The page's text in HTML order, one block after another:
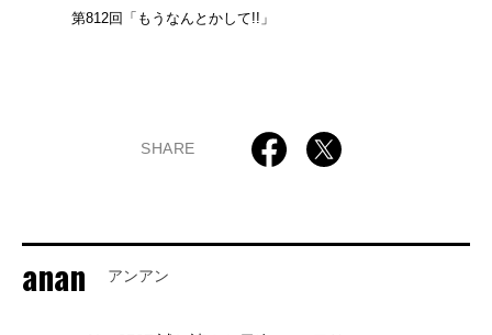
第812回「もうなんとかして!!」
SHARE
anan アンアン